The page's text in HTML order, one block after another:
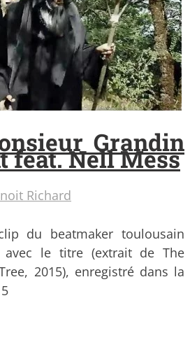
Grandin
feat. Nell Mess
Richard
du beatmaker toulousain
avec le titre (extrait de The
2015), enregistré dans la